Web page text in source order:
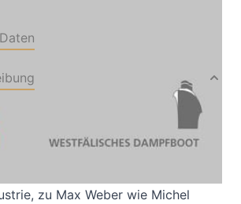
(1942-2011) hat ein breit
Werk
zu Max Weber wie Michel